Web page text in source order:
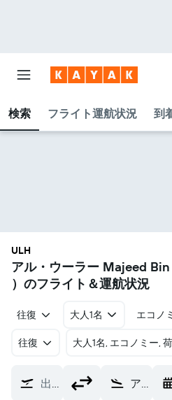
検索 フライト運航状況 到
ULH
アル・ウーラー Majeed
）のフライト＆運航状況
往復 大人1名 エコノ
往復 大人1名, エコノミー,
出発地 アル・ウーラー Majeed Bin Abdulaziz (ULH)